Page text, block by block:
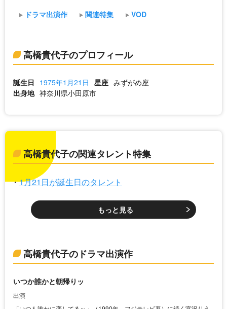
ドラマ出演作 関連特集 VOD
高橋貴代子のプロフィール
誕生日 1975年1月21日 星座 みずがめ座
出身地 神奈川県小田原市
高橋貴代子の関連タレント特集
1月21日が誕生日のタレント
もっと見る
高橋貴代子のドラマ出演作
いつか誰かと朝帰りッ
出演